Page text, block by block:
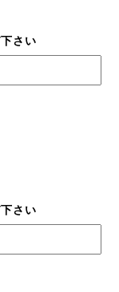
さい
さい